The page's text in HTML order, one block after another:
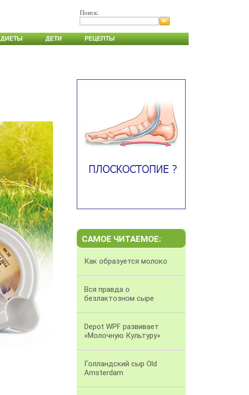
Поиск:
ДИЕТЫ ДЕТИ РЕЦЕПТЫ
САМОЕ ЧИТАЕМОЕ:
Как образуется молоко
Вся правда о
безлактозном сыре
Depot WPF развивает
«Молочную Культуру»
Голландский сыр Old
Amsterdam